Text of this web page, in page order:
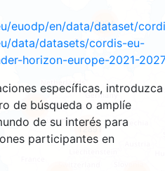
euodp/en/data/dataset/
data/datasets/cordis-eu-
horizon-europe-2021-2027
específicas, introduzca
de búsqueda o amplíe
de su interés para
participantes en
2934
10066
12891